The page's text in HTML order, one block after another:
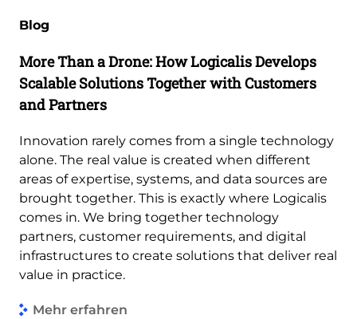
Blog
More Than a Drone: How Logicalis Develops
Scalable Solutions Together with Customers
and Partners
Innovation rarely comes from a single technology
alone. The real value is created when different
areas of expertise, systems, and data sources are
brought together. This is exactly where Logicalis
comes in. We bring together technology
partners, customer requirements, and digital
infrastructures to create solutions that deliver real
value in practice.
Mehr erfahren